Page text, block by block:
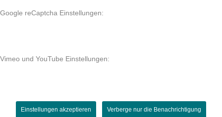
Google reCaptcha Einstellungen:
Vimeo und YouTube Einstellungen:
Einstellungen akzeptieren Verberge nur die Benachrichtigung